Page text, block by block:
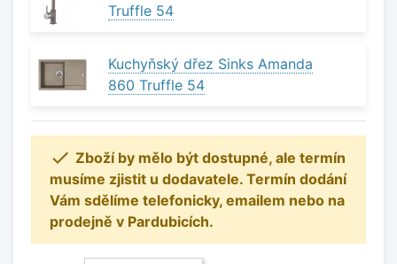
Truffle 54
Kuchyňský dřez Sinks Amanda
860 Truffle 54
 Zboží by mělo být dostupné, ale termín
musíme zjistit u dodavatele. Termín dodání
Vám sdělíme telefonicky, emailem nebo na
prodejně v Pardubicích.